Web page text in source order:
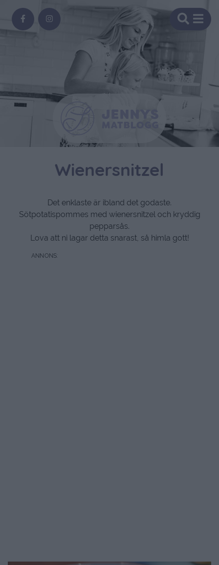
Wienersnitzel
Det enklaste är ibland det godaste.
Sötpotatispommes med wienersnitzel och kryddig
pepparsås.
Lova att ni lagar detta snarast, så himla gott!